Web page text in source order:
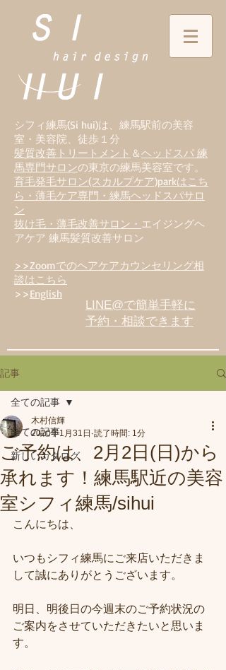
シフィ練馬(Si hui)は、 練馬駅前の美容
室・美容院、徒歩１分
髪質改善トリートメント ＆ヘッドスパ 練
馬専門サロンの東京の練馬美容室です。
育毛発毛サロン(スカルプケア)parkはこち
ら・薄毛ケア専門・練馬ヘッドスパサロ
ン
抜け毛・薄毛改善サロン・ エイジングヘ
アケア 練馬髪質改善サロン
>>Zoomでのヘアケアカウンセリング相
談はこちら
>>English
LINE@で簡単手軽に
予約・相談できます
記事
全ての記事
新しいカタログ
全ての記事
ご予約は、2月2日(日)から
承れます！練馬駅近の美容
室シフィ練馬/sihui
木村信輝
2020年1月31日 読了時間: 1分
こんにちは、
いつもシフィ練馬にご来店いただきま
して誠にありがとうございます。
明日、明後日の今週末のご予約状況の
ご案内をさせていただきたいと思いま
す。